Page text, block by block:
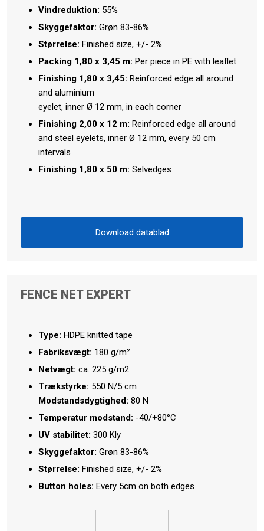
Vindreduktion: 55%
Skyggefaktor: Grøn 83-86%
Størrelse: Finished size, +/- 2%​
Packing 1,80 x 3,45 m: Per piece in PE with leaflet
​Finishing 1,80 x 3,45: ​Reinforced edge all around
and aluminium
​eyelet, inner Ø 12 mm, in each corner
​​Finishing 2,00 x 12 m: ​Reinforced edge all around
and steel eyelets, inner Ø 12 mm, every 50 cm ​
intervals
​Finishing 1,80 x 50 m: ​Selvedges​
Download datablad​
FENCE NET EXPERT
Type: HDPE knitted tape
Fabriksvægt: ​180 g/m²
Netvægt: ca. 225 g/m2
​Trækstyrke: 550 N/5 cm
Modstandsdygtighed: 80 N
Temperatur modstand: -40/+80°C
UV stabilitet: 300 Kly
Skyggefaktor: Grøn 83-86%
Størrelse: Finished size, +/- 2%
Button holes: Every 5cm on both edges